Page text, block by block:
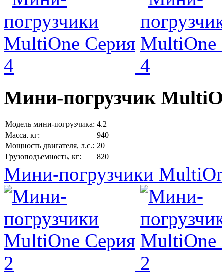
Мини-погрузчик
Модель мини-погрузчика: 4.2
Масса, кг:
940
Мощность двигателя, л.с.: 20
Грузоподъемность, кг:
820
Мини-погрузчики